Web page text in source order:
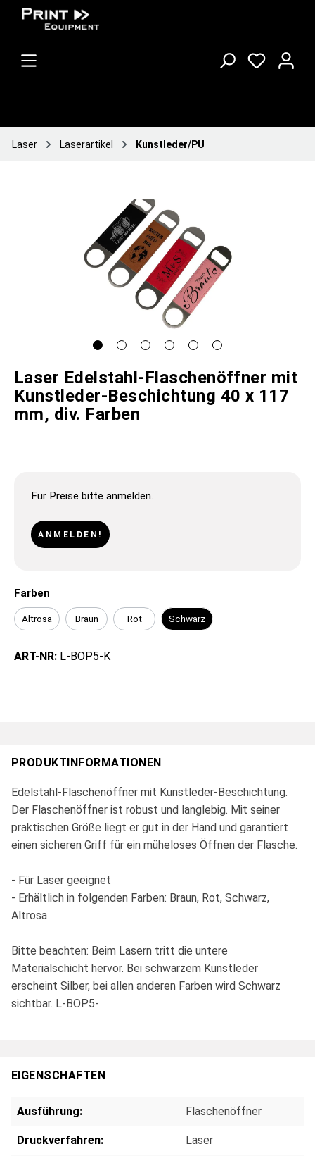
Laser Laserartikel Kunstleder/PU
Laser Edelstahl-Flaschenöffner mit
Kunstleder-Beschichtung 40 x 117
mm, div. Farben
Für Preise bitte anmelden.
ANMELDEN!
Farben
Altrosa Braun Rot Schwarz
ART-NR: L-BOP5-K
PRODUKTINFORMATIONEN
Edelstahl-Flaschenöffner mit Kunstleder-Beschichtung.
Der Flaschenöffner ist robust und langlebig. Mit seiner
praktischen Größe liegt er gut in der Hand und garantiert
einen sicheren Griff für ein müheloses Öffnen der Flasche.
- Für Laser geeignet
- Erhältlich in folgenden Farben: Braun, Rot, Schwarz,
Altrosa
Bitte beachten: Beim Lasern tritt die untere
Materialschicht hervor. Bei schwarzem Kunstleder
erscheint Silber, bei allen anderen Farben wird Schwarz
sichtbar. L-BOP5-
EIGENSCHAFTEN
Ausführung: Flaschenöffner
Druckverfahren: Laser